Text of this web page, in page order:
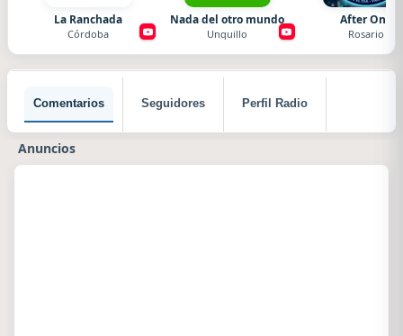
La Ranchada
Córdoba
Nada del otro mundo
Unquillo
After One
Rosario
Comentarios Seguidores Perfil Radio
Anuncios